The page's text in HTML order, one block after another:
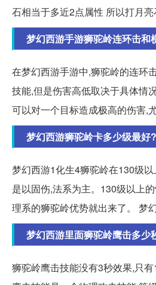
石相当于多近2点属性 所以打月亮
梦幻西游手游狮驼岭连环击和
在梦幻西游手游中,狮驼岭的连环
技能,但是伤害高低取决于具体情
可以对一个目标造成极高的伤害,
梦幻西游狮驼岭卡多少级最好?
梦幻西游1化生4狮驼岭在130级
是以固伤,法系为主。130级以上
理系的狮驼岭优势就出来了。 梦
梦幻西游里面狮驼岭鹰击多少
狮驼岭鹰击技能没有3秒效果,只